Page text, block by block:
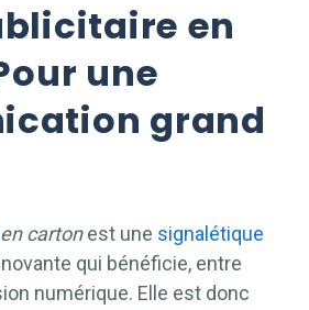
en
une
grand
cartonest une signalétique
qui bénéficie, entre
numérique. Elle est donc